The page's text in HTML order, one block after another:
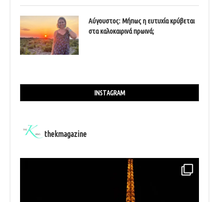
Αύγουστος: Μήπως η ευτυχία κρύβεται
στα καλοκαιρινά πρωινά;
INSTAGRAM
thekmagazine